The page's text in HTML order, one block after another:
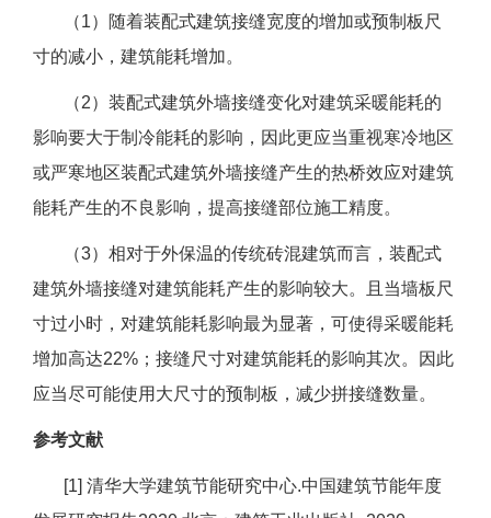
（1）随着装配式建筑接缝宽度的增加或预制板尺
寸的减小，建筑能耗增加。
（2）装配式建筑外墙接缝变化对建筑采暖能耗的
影响要大于制冷能耗的影响，因此更应当重视寒冷地区
或严寒地区装配式建筑外墙接缝产生的热桥效应对建筑
能耗产生的不良影响，提高接缝部位施工精度。
（3）相对于外保温的传统砖混建筑而言，装配式
建筑外墙接缝对建筑能耗产生的影响较大。且当墙板尺
寸过小时，对建筑能耗影响最为显著，可使得采暖能耗
增加高达22%；接缝尺寸对建筑能耗的影响其次。因此
应当尽可能使用大尺寸的预制板，减少拼接缝数量。
参考文献
[1] 清华大学建筑节能研究中心.中国建筑节能年度